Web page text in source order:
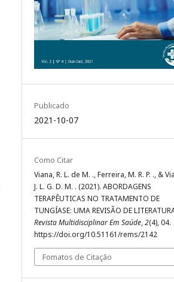
Publicado
2021-10-07
Como Citar
Viana, R. L. de M. ., Ferreira, M. R. P. ., &
J. L. G. D. M. . (2021). ABORDAGENS
TERAPÊUTICAS NO TRATAMENTO DE
TUNGÍASE: UMA REVISÃO DE
Revista Multidisciplinar Em Saúde,2(4), 04.
https://doi.org/10.51161/rems/2142
Fomatos de Citação